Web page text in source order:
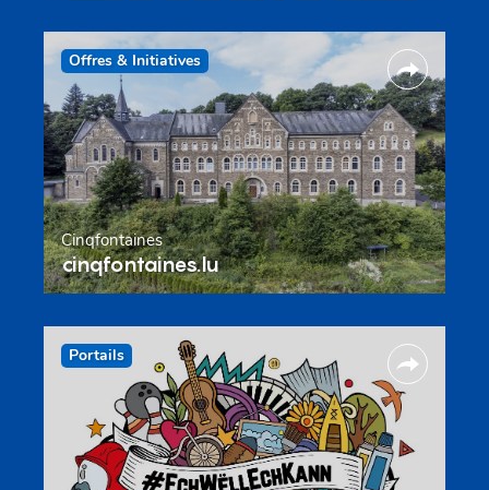
Offres & Initiatives
Cinqfontaines
cinqfontaines.lu
Portails